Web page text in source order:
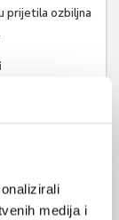
medija i
prijetila ozbiljna
pacijenta,
na uvid u
partner